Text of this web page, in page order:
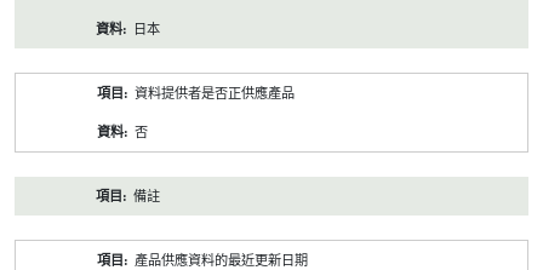
日本
資料提供者是否正供應產品
否
備註
產品供應資料的最近更新日期